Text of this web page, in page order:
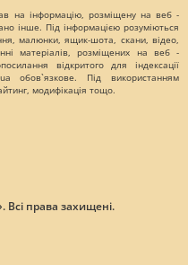
на інформацію, розміщену на веб -
інше. Під інформацією розуміються
малюнки, ящик-шота, скани, відео,
матеріалів, розміщених на веб -
відкритого для індексації
обов`язкове. Під використанням
модифікація тощо.
Всі права захищені.